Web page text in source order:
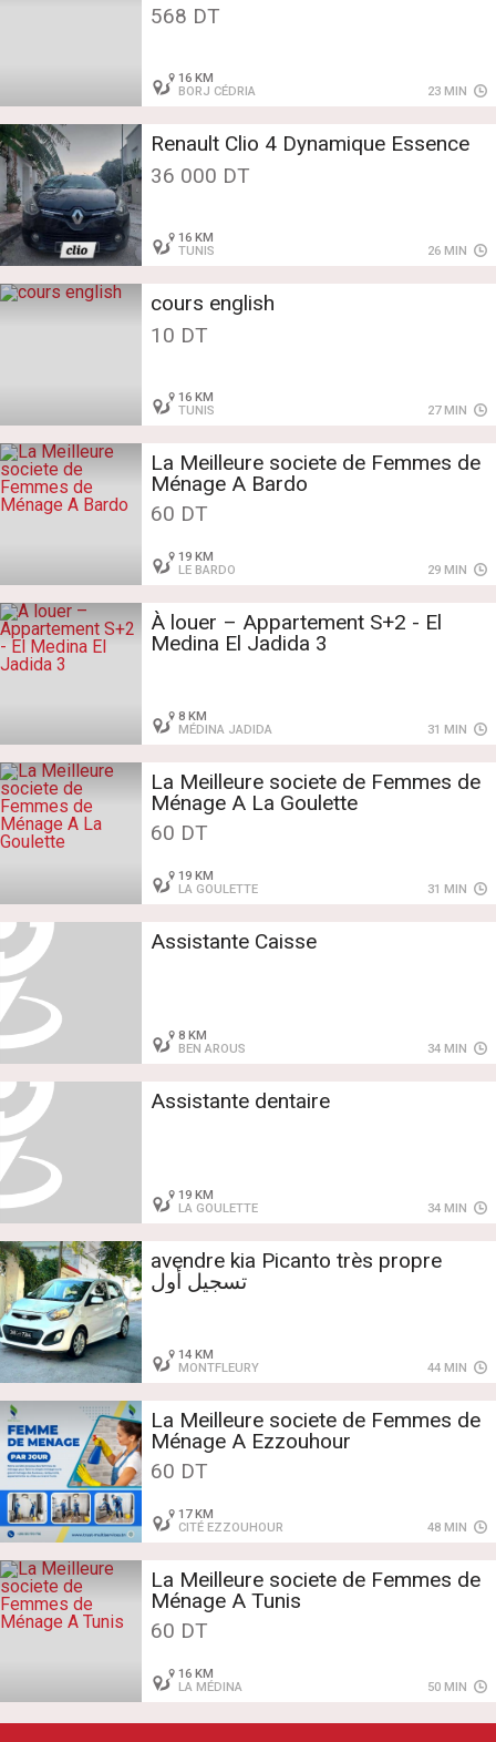
568 DT
16 KM
BORJ CÉDRIA
23 MIN
Renault Clio 4 Dynamique Essence
36 000 DT
16 KM
TUNIS
26 MIN
cours english
10 DT
16 KM
TUNIS
27 MIN
La Meilleure societe de Femmes de
Ménage A Bardo
60 DT
19 KM
LE BARDO
29 MIN
À louer – Appartement S+2 - El
Medina El Jadida 3
8 KM
MÉDINA JADIDA
31 MIN
La Meilleure societe de Femmes de
Ménage A La Goulette
60 DT
19 KM
LA GOULETTE
31 MIN
Assistante Caisse
8 KM
BEN AROUS
34 MIN
Assistante dentaire
19 KM
LA GOULETTE
34 MIN
avendre kia Picanto très propre
تسجيل أول
14 KM
MONTFLEURY
44 MIN
La Meilleure societe de Femmes de
Ménage A Ezzouhour
60 DT
17 KM
CITÉ EZZOUHOUR
48 MIN
La Meilleure societe de Femmes de
Ménage A Tunis
60 DT
16 KM
LA MÉDINA
50 MIN